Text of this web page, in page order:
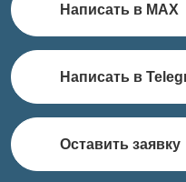
Написать в MAX
Написать в
Оставить заявку